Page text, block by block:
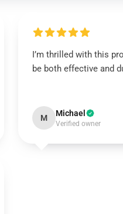
I’m thrilled with this
be both effective and
M Michael
Verified owner